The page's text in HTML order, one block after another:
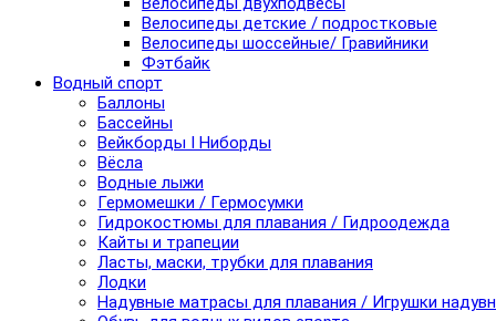
Велосипеды детские / подростковые
Велосипеды шоссейные/ Гравийники
Фэтбайк
Водный спорт
Баллоны
Бассейны
Вейкборды I Ниборды
Вёсла
Водные лыжи
Гермомешки / Гермосумки
Гидрокостюмы для плавания / Гидроодежда
Кайты и трапеции
Ласты, маски, трубки для плавания
Лодки
Надувные матрасы для плавания / Игрушки